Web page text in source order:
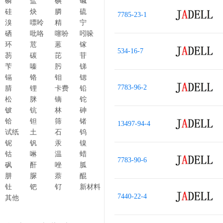
硅
炔 膦
硫
溴
嘌呤 精
宁
硒
吡咯 噻吩
吲哚
环
苊 蒽
镓
芴
碳 芘
苷
苄
嗪 肟
锑
镉
铬 钼
锶
腈
锂 卡费
铅
松
脒 镝
铊
铍
钪 林
砷
铪
钽 筛
锗
试纸
土 石
钨
铌
钒 汞
镍
钴
啉 温
蜡
砜
酐 唑
胍
肼
脲 萘
醌
钍
钯 钌
新材料
其他
7785-23-1
534-16-7
7783-96-2
13497-94-4
7783-90-6
7440-22-4